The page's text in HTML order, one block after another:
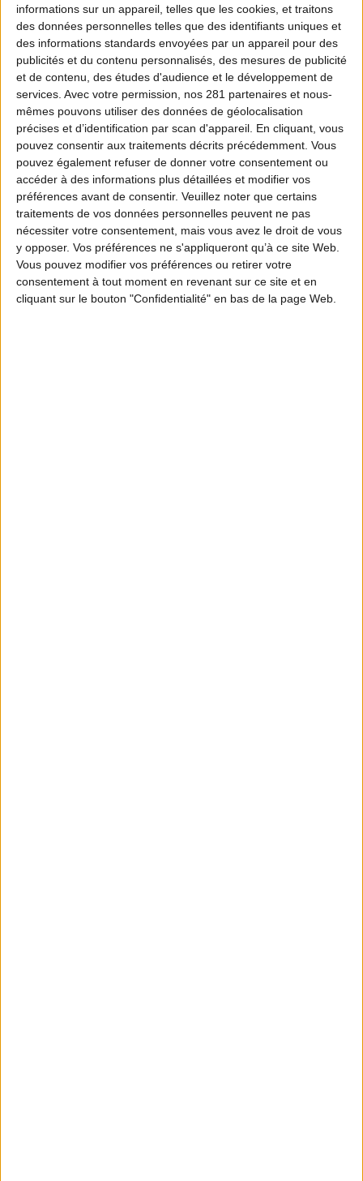
informations sur un appareil, telles que les cookies, et traitons
des données personnelles telles que des identifiants uniques et
des informations standards envoyées par un appareil pour des
publicités et du contenu personnalisés, des mesures de publicité
et de contenu, des études d'audience et le développement de
services. Avec votre permission, nos 281 partenaires et nous-
mêmes pouvons utiliser des données de géolocalisation
précises et d’identification par scan d'appareil. En cliquant, vous
pouvez consentir aux traitements décrits précédemment. Vous
pouvez également refuser de donner votre consentement ou
accéder à des informations plus détaillées et modifier vos
préférences avant de consentir. Veuillez noter que certains
traitements de vos données personnelles peuvent ne pas
nécessiter votre consentement, mais vous avez le droit de vous
y opposer. Vos préférences ne s'appliqueront qu’à ce site Web.
Vous pouvez modifier vos préférences ou retirer votre
consentement à tout moment en revenant sur ce site et en
cliquant sur le bouton "Confidentialité" en bas de la page Web.